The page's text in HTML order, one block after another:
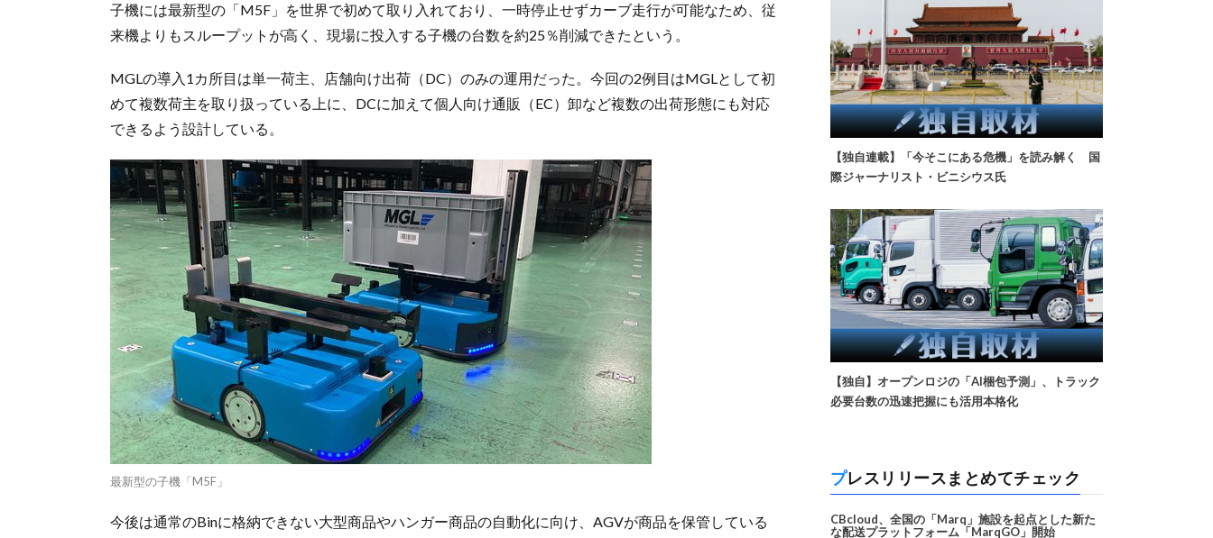
子機には最新型の「M5F」を世界で初めて取り入れており、一時停止せずカーブ走行が可能なため、従
来機よりもスループットが高く、現場に投入する子機の台数を約25％削減できたという。
MGLの導入1カ所目は単一荷主、店舗向け出荷（DC）のみの運用だった。今回の2例目はMGLとして初
めて複数荷主を取り扱っている上に、DCに加えて個人向け通販（EC）卸など複数の出荷形態にも対応
できるよう設計している。
最新型の子機「M5F」
今後は通常のBinに格納できない大型商品やハンガー商品の自動化に向け、AGVが商品を保管している
【独自連載】「今そこにある危機」を読み解く 国
際ジャーナリスト・ビニシウス氏
【独自】オープンロジの「AI梱包予測」、トラック
必要台数の迅速把握にも活用本格化
プレスリリースまとめてチェック
CBcloud、全国の「Marq」施設を起点とした新た
な配送プラットフォーム「MarqGO」開始